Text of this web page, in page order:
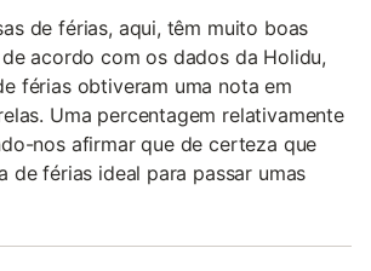
de férias, aqui, têm muito boas
acordo com os dados da Holidu,
férias obtiveram uma nota em
Uma percentagem relativamente
nos afirmar que de certeza que
de férias ideal para passar umas